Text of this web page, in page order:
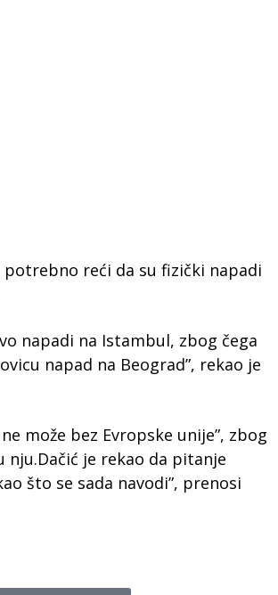
reći da su fizički napadi
napadi na Istambul, zbog čega
napad na Beograd”, rekao je
može bez Evropske unije”, zbog
nju.Dačić je rekao da pitanje
što se sada navodi”, prenosi